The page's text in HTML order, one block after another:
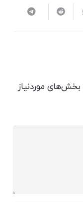
بخش‌های موردنیاز